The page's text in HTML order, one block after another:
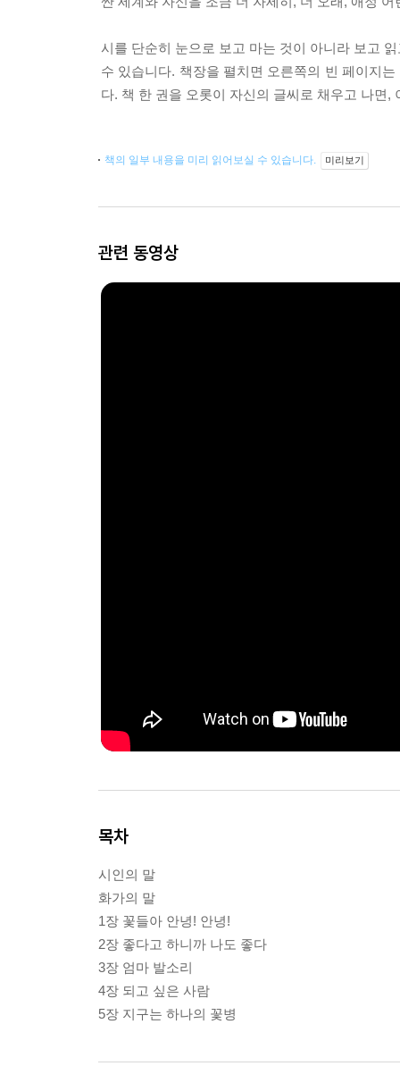
시를 단순히 눈으로 보고 마는 것이 아니라 보고
수 있습니다. 책장을 펼치면 오른쪽의 빈 페이지
다. 책 한 권을 오롯이 자신의 글씨로 채우고 나면
책의 일부 내용을 미리 읽어보실 수 있습니다. 미리보기
관련 동영상
목차
시인의 말
화가의 말
1장 꽃들아 안녕! 안녕!
2장 좋다고 하니까 나도 좋다
3장 엄마 발소리
4장 되고 싶은 사람
5장 지구는 하나의 꽃병